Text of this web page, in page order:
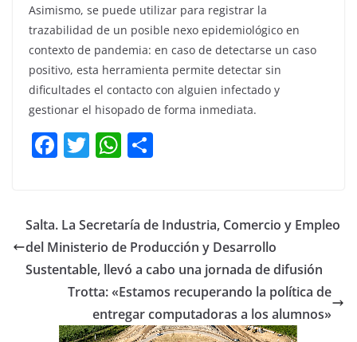
Asimismo, se puede utilizar para registrar la
trazabilidad de un posible nexo epidemiológico en
contexto de pandemia: en caso de detectarse un caso
positivo, esta herramienta permite detectar sin
dificultades el contacto con alguien infectado y
gestionar el hisopado de forma inmediata.
F
e
b
o
o
k
T
er
W
s
A
p
p
p
ar
tir
Salta. La Secretaría de Industria, Comercio y Empleo
del Ministerio de Producción y Desarrollo
Sustentable, llevó a cabo una jornada de difusión
Trotta: «Estamos recuperando la política de
entregar computadoras a los alumnos»